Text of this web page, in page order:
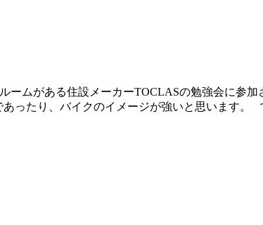
ームがある住設メーカーTOCLASの勉強会に参
ったり、バイクのイメージが強いと思います。